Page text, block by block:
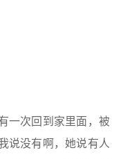
一次回到家里面，被
说没有啊，她说有人